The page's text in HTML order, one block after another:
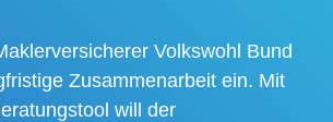
Volkswohl Bund
Zusammenarbeit ein. Mit
will der